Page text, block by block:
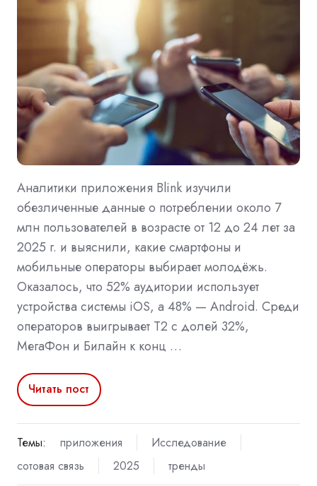
Аналитики приложения Blink изучили
обезличенные данные о потреблении около 7
млн пользователей в возрасте от 12 до 24 лет за
2025 г. и выяснили, какие смартфоны и
мобильные операторы выбирает молодёжь.
Оказалось, что 52% аудитории использует
устройства системы iOS, а 48% — Android. Среди
операторов выигрывает Т2 с долей 32%,
МегаФон и Билайн к конц …
Читать пост
Темы: приложения
Исследование
сотовая связь
2025 тренды